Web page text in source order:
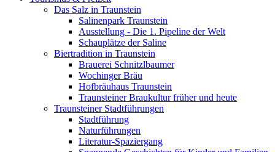
Das Salz in Traunstein
Salinenpark Traunstein
Ausstellung - Die 1. Pipeline der Welt
Schauplätze der Saline
Biertradition in Traunstein
Brauerei Schnitzlbaumer
Wochinger Bräu
Hofbräuhaus Traunstein
Traunsteiner Braukultur früher und heute
Traunsteiner Stadtführungen
Stadtführung
Naturführungen
Literatur-Spaziergang